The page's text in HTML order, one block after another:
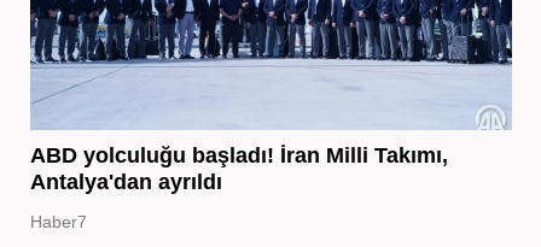
ABD yolculuğu başladı! İran Milli Takımı,
Antalya'dan ayrıldı
Haber7